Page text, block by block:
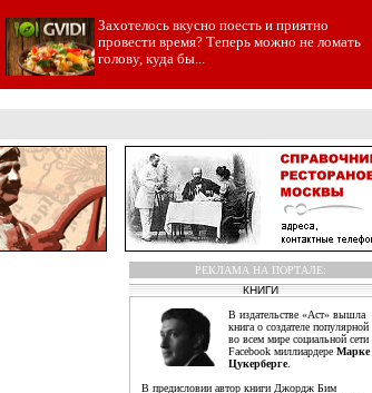
Захотелось вкусно поесть и приятно
провести время? Теперь можно не ломать
голову, куда бы...
РЕКЛАМА НА ПОРТАЛЕ:
КНИГИ
В издательстве «Аст» вышла
книга о создателе популярной
во всем мире социальной сети
Facebook миллиардере Марке
Цукерберге.
В предисловии автор книги Джордж Бим